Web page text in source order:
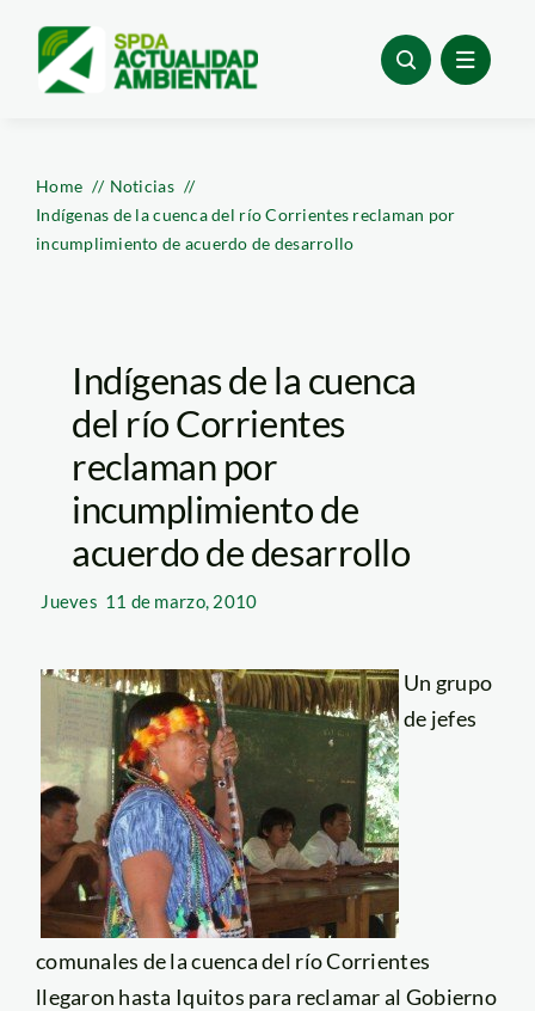
content
Home
Noticias
Indígenas de la cuenca del río Corrientes reclaman por
incumplimiento de acuerdo de desarrollo
Indígenas de la cuenca
del río Corrientes
reclaman por
incumplimiento de
acuerdo de desarrollo
Jueves 11 de marzo, 2010
Un grupo
de jefes
comunales de la cuenca del río Corrientes
llegaron hasta Iquitos para reclamar al Gobierno